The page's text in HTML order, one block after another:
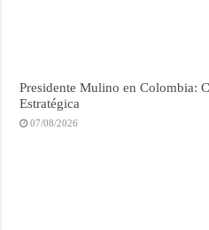
Presidente Mulino en Colombia:
Estratégica
07/08/2026